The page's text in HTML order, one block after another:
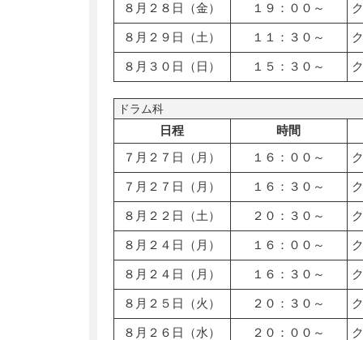
８月２８日（金） １９：００～
８月２９日（土） １１：３０～
８月３０日（日） １５：３０～
ドラム科
日程
時間
７月２７日（月）
１６：００～
７月２７日（月） １６：３０～
８月２２日（土） ２０：３０～
８月２４日（月） １６：００～
８月２４日（月） １６：３０～
８月２５日（火） ２０：３０～
８月２６日（水） ２０：００～